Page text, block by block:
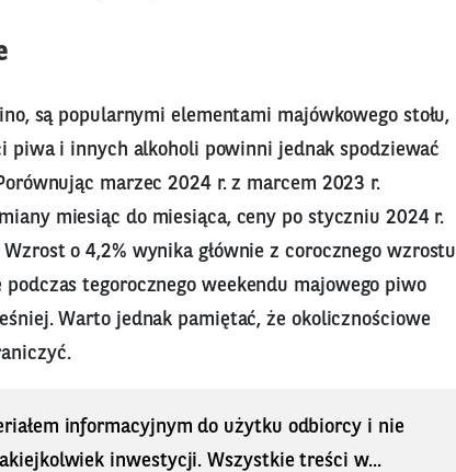
są popularnymi elementami majówkowego stołu,
piwa i innych alkoholi powinni jednak spodziewać
marzec 2024 r. z marcem 2023 r.
miesiąc do miesiąca, ceny po styczniu 2024 r.
o 4,2% wynika głównie z corocznego wzrostu
tegorocznego weekendu majowego piwo
Warto jednak pamiętać, że okolicznościowe
informacyjnym do użytku odbiorcy i nie
inwestycji. Wszystkie treści w...